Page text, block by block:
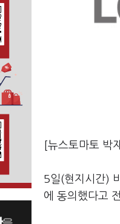
[뉴스토마토 박
5일(현지시간)
에 동의했다고